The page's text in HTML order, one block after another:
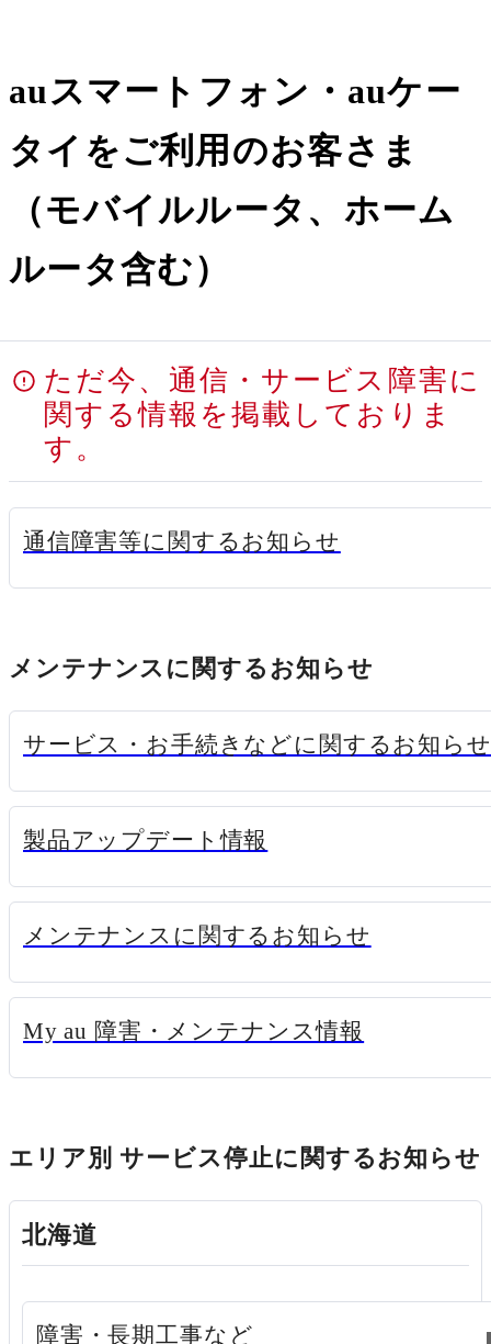
auスマートフォン・auケー
タイをご利用のお客さま
（モバイルルータ、ホーム
ルータ含む）
ただ今、通信・サービス障害に
関する情報を掲載しておりま
す。
通信障害等に関するお知らせ
メンテナンスに関するお知らせ
サービス・お手続きなどに関するお知らせ
製品アップデート情報
メンテナンスに関するお知らせ
My au 障害・メンテナンス情報
エリア別 サービス停止に関するお知らせ
北海道
障害・長期工事など